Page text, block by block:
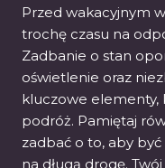
Przed wakacyjnym
trochę czasu na
Zadbanie o stan
oświetlenie oraz
kluczowe elementy,
podróż. Pamiętaj
zadbać o to, aby
na długą drogę.